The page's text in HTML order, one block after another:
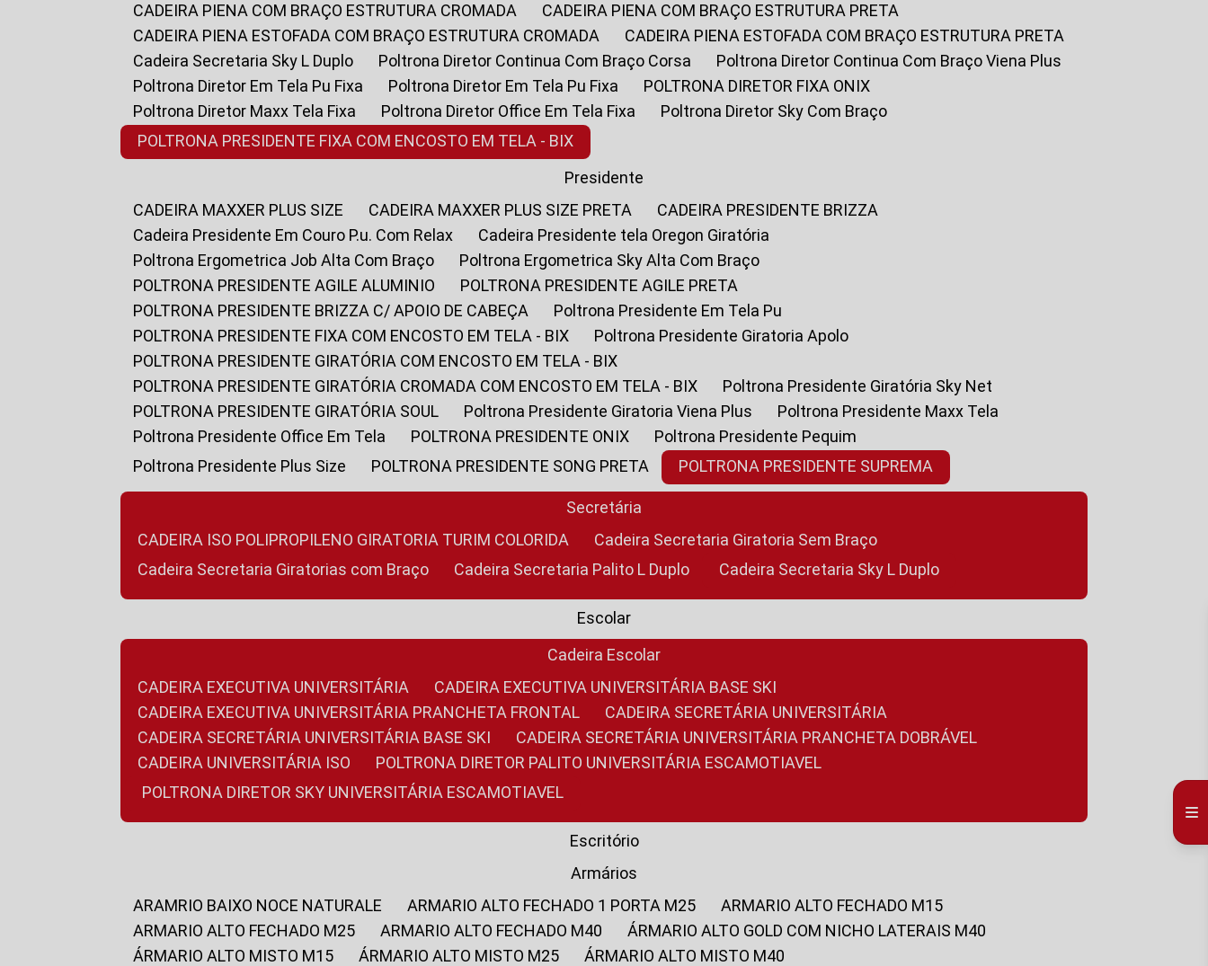
CADEIRA PIENA COM BRAÇO ESTRUTURA CROMADA
CADEIRA PIENA COM BRAÇO ESTRUTURA PRETA
CADEIRA PIENA ESTOFADA COM BRAÇO ESTRUTURA CROMADA
CADEIRA PIENA ESTOFADA COM BRAÇO ESTRUTURA PRETA
Cadeira Secretaria Sky L Duplo
Poltrona Diretor Continua Com Braço Corsa
Poltrona Diretor Continua Com Braço Viena Plus
Poltrona Diretor Em Tela Pu Fixa
Poltrona Diretor Em Tela Pu Fixa
POLTRONA DIRETOR FIXA ONIX
Poltrona Diretor Maxx Tela Fixa
Poltrona Diretor Office Em Tela Fixa
Poltrona Diretor Sky Com Braço
POLTRONA PRESIDENTE FIXA COM ENCOSTO EM TELA - BIX
Presidente
CADEIRA MAXXER PLUS SIZE
CADEIRA MAXXER PLUS SIZE PRETA
CADEIRA PRESIDENTE BRIZZA
Cadeira Presidente Em Couro P.u. Com Relax
Cadeira Presidente tela Oregon Giratória
Poltrona Ergometrica Job Alta Com Braço
Poltrona Ergometrica Sky Alta Com Braço
POLTRONA PRESIDENTE AGILE ALUMINIO
POLTRONA PRESIDENTE AGILE PRETA
POLTRONA PRESIDENTE BRIZZA C/ APOIO DE CABEÇA
Poltrona Presidente Em Tela Pu
POLTRONA PRESIDENTE FIXA COM ENCOSTO EM TELA - BIX
Poltrona Presidente Giratoria Apolo
POLTRONA PRESIDENTE GIRATÓRIA COM ENCOSTO EM TELA - BIX
POLTRONA PRESIDENTE GIRATÓRIA CROMADA COM ENCOSTO EM TELA - BIX
Poltrona Presidente Giratória Sky Net
POLTRONA PRESIDENTE GIRATÓRIA SOUL
Poltrona Presidente Giratoria Viena Plus
Poltrona Presidente Maxx Tela
Poltrona Presidente Office Em Tela
POLTRONA PRESIDENTE ONIX
Poltrona Presidente Pequim
Poltrona Presidente Plus Size
POLTRONA PRESIDENTE SONG PRETA POLTRONA PRESIDENTE SUPREMA
Secretária
CADEIRA ISO POLIPROPILENO GIRATORIA TURIM COLORIDA
Cadeira Secretaria Giratoria Sem Braço
Cadeira Secretaria Giratorias com Braço
Cadeira Secretaria Palito L Duplo Cadeira Secretaria Sky L Duplo
Escolar
Cadeira Escolar
CADEIRA EXECUTIVA UNIVERSITÁRIA
CADEIRA EXECUTIVA UNIVERSITÁRIA BASE SKI
CADEIRA EXECUTIVA UNIVERSITÁRIA PRANCHETA FRONTAL
CADEIRA SECRETÁRIA UNIVERSITÁRIA
CADEIRA SECRETÁRIA UNIVERSITÁRIA BASE SKI
CADEIRA SECRETÁRIA UNIVERSITÁRIA PRANCHETA DOBRÁVEL
CADEIRA UNIVERSITÁRIA ISO
POLTRONA DIRETOR PALITO UNIVERSITÁRIA ESCAMOTIAVEL
POLTRONA DIRETOR SKY UNIVERSITÁRIA ESCAMOTIAVEL
Escritório
Armários
ARAMRIO BAIXO NOCE NATURALE
ARMARIO ALTO FECHADO 1 PORTA M25
ARMARIO ALTO FECHADO M15
ARMARIO ALTO FECHADO M25
ARMARIO ALTO FECHADO M40
ÁRMARIO ALTO GOLD COM NICHO LATERAIS M40
ÁRMARIO ALTO MISTO M15
ÁRMARIO ALTO MISTO M25
ÁRMARIO ALTO MISTO M40